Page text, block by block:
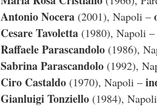
Antonio Nocera (2001), Napoli –
Cesare Tavoletta (1980), Napoli –
Raffaele Parascandolo (1986),
Sabrina Parascandolo (1992),
Ciro Castaldo (1970), Napoli –
Gianluigi Tonziello (1984),